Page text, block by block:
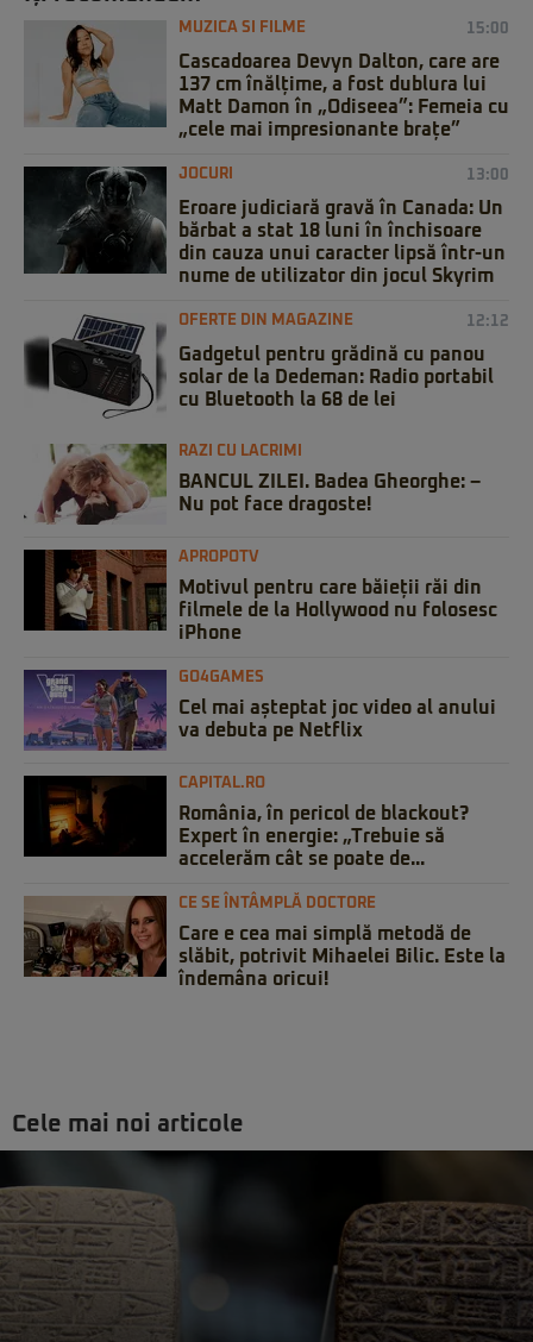
MUZICA SI FILME 15:00
Cascadoarea Devyn Dalton, care are
137 cm înălțime, a fost dublura lui
Matt Damon în „Odiseea”: Femeia cu
„cele mai impresionante brațe”
JOCURI 13:00
Eroare judiciară gravă în Canada: Un
bărbat a stat 18 luni în închisoare
din cauza unui caracter lipsă într-un
nume de utilizator din jocul Skyrim
OFERTE DIN MAGAZINE 12:12
Gadgetul pentru grădină cu panou
solar de la Dedeman: Radio portabil
cu Bluetooth la 68 de lei
RAZI CU LACRIMI
BANCUL ZILEI. Badea Gheorghe: –
Nu pot face dragoste!
APROPOTV
Motivul pentru care băieții răi din
filmele de la Hollywood nu folosesc
iPhone
GO4GAMES
Cel mai așteptat joc video al anului
va debuta pe Netflix
CAPITAL.RO
România, în pericol de blackout?
Expert în energie: „Trebuie să
accelerăm cât se poate de...
CE SE ÎNTÂMPLĂ DOCTORE
Care e cea mai simplă metodă de
slăbit, potrivit Mihaelei Bilic. Este la
îndemâna oricui!
Cele mai noi articole